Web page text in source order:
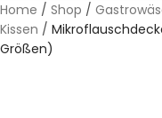
Home / Shop /
Kissen /
Größen)